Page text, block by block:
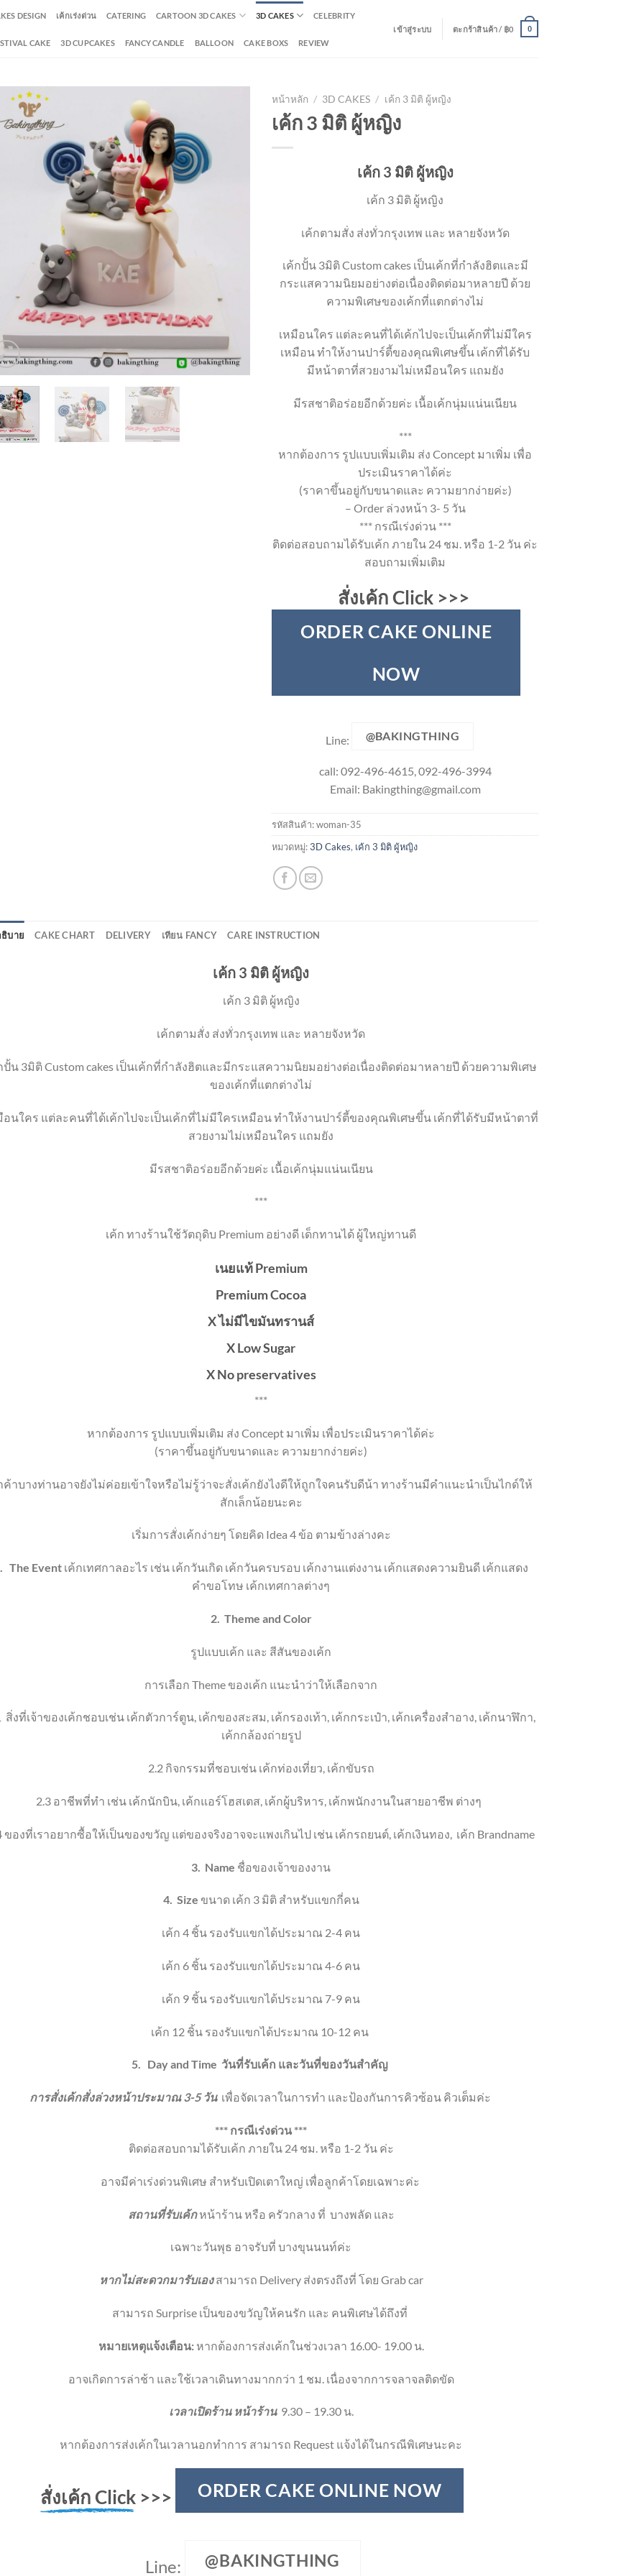
DESIGN เค้กเร่งด่วน CATERING CARTOON 3D CAKES 3D CAKES CELEBRITY
CAKE 3D CUPCAKES FANCY CANDLE BALLOON CAKE BOXS REVIEW
เข้าสู่ระบบ ตะกร้าสินค้า / ฿0 0
หน้าหลัก / 3D CAKES / เค้ก 3 มิติ ผู้หญิง
เค้ก 3 มิติ ผู้หญิง
เค้ก 3 มิติ ผู้หญิง
เค้ก 3 มิติ ผู้หญิง
เค้กตามสั่ง ส่งทั่วกรุงเทพ และ หลายจังหวัด
เค้กปั้น 3มิติ Custom cakes เป็นเค้กที่กำลังฮิตและมี
กระแสความนิยมอย่างต่อเนื่องติดต่อมาหลายปี ด้วย
ความพิเศษของเค้กที่แตกต่างไม่
เหมือนใคร แต่ละคนที่ได้เค้กไปจะเป็นเค้กที่ไม่มีใคร
เหมือน ทำให้งานปาร์ตี้ของคุณพิเศษขึ้น เค้กที่ได้รับ
มีหน้าตาที่สวยงามไม่เหมือนใคร แถมยัง
มีรสชาติอร่อยอีกด้วยค่ะ เนื้อเค้กนุ่มแน่นเนียน
***
หากต้องการ รูปแบบเพิ่มเติม ส่ง Concept มาเพิ่ม เพื่อ
ประเมินราคาได้ค่ะ
(ราคาขึ้นอยู่กับขนาดและ ความยากง่ายค่ะ)
– Order ล่วงหน้า 3- 5 วัน
*** กรณีเร่งด่วน ***
ติดต่อสอบถามได้รับเค้ก ภายใน 24 ชม. หรือ 1-2 วัน ค่ะ
สอบถามเพิ่มเติม
สั่งเค้ก Click >>>
ORDER CAKE ONLINE
NOW
Line: @BAKINGTHING
call: 092-496-4615, 092-496-3994
Email: Bakingthing@gmail.com
รหัสสินค้า:woman-35
หมวดหมู่:3D Cakes, เค้ก 3 มิติ ผู้หญิง
บาย CAKE CHART DELIVERY เทียน FANCY CARE INSTRUCTION
เค้ก 3 มิติ ผู้หญิง
เค้ก 3 มิติ ผู้หญิง
เค้กตามสั่ง ส่งทั่วกรุงเทพ และ หลายจังหวัด
ปั้น 3มิติ Custom cakes เป็นเค้กที่กำลังฮิตและมีกระแสความนิยมอย่างต่อเนื่องติดต่อมาหลายปี ด้วยความพิเศษ
ของเค้กที่แตกต่างไม่
อนใคร แต่ละคนที่ได้เค้กไปจะเป็นเค้กที่ไม่มีใครเหมือน ทำให้งานปาร์ตี้ของคุณพิเศษขึ้น เค้กที่ได้รับมีหน้าตาที่
สวยงามไม่เหมือนใคร แถมยัง
มีรสชาติอร่อยอีกด้วยค่ะ เนื้อเค้กนุ่มแน่นเนียน
***
เค้ก ทางร้านใช้วัตถุดิบ Premium อย่างดี เด็กทานได้ ผู้ใหญ่ทานดี
เนยแท้ Premium
Premium Cocoa
X ไม่มีไขมันทรานส์
X Low Sugar
X No preservatives
***
หากต้องการ รูปแบบเพิ่มเติม ส่ง Concept มาเพิ่ม เพื่อประเมินราคาได้ค่ะ
(ราคาขึ้นอยู่กับขนาดและ ความยากง่ายค่ะ)
ค้าบางท่านอาจยังไม่ค่อยเข้าใจหรือไม่รู้ว่าจะสั่งเค้กยังไงดีให้ถูกใจคนรับดีน้า ทางร้านมีคำแนะนำเป็นไกด์ให้
สักเล็กน้อยนะคะ
เริ่มการสั่งเค้กง่ายๆ โดยคิด Idea 4 ข้อ ตามข้างล่างคะ
The Event เค้กเทศกาลอะไร เช่น เค้กวันเกิด เค้กวันครบรอบ เค้กงานแต่งงาน เค้กแสดงความยินดี เค้กแสดง
คำขอโทษ เค้กเทศกาลต่างๆ
2. Theme and Color
รูปแบบเค้ก และ สีสันของเค้ก
การเลือกTheme ของเค้ก แนะนำว่าให้เลือกจาก
สิ่งที่เจ้าของเค้กชอบเช่น เค้กตัวการ์ตูน, เค้กของสะสม, เค้กรองเท้า, เค้กกระเป๋า, เค้กเครื่องสำอาง, เค้กนาฬิกา,
เค้กกล้องถ่ายรูป
2.2 กิจกรรมที่ชอบเช่น เค้กท่องเที่ยว, เค้กขับรถ
2.3 อาชีพที่ทำ เช่น เค้กนักบิน, เค้กแอร์โฮสเตส, เค้กผู้บริหาร, เค้กพนักงานในสายอาชีพ ต่างๆ
ของที่เราอยากซื้อให้เป็นของขวัญ แต่ของจริงอาจจะแพงเกินไป เช่น เค้กรถยนต์, เค้กเงินทอง, เค้ก Brandname
3. Name ชื่อของเจ้าของงาน
4. Size ขนาด เค้ก 3 มิติสำหรับแขกกี่คน
เค้ก 4 ชิ้น รองรับแขกได้ประมาณ 2-4 คน
เค้ก 6 ชิ้น รองรับแขกได้ประมาณ 4-6 คน
เค้ก 9 ชิ้น รองรับแขกได้ประมาณ 7-9 คน
เค้ก 12 ชิ้น รองรับแขกได้ประมาณ 10-12 คน
5. Day and Time วันที่รับเค้ก และวันที่ของวันสำคัญ
การสั่งเค้กสั่งล่วงหน้าประมาณ 3-5 วัน เพื่อจัดเวลาในการทำ และป้องกันการคิวซ้อน คิวเต็มค่ะ
*** กรณีเร่งด่วน ***
ติดต่อสอบถามได้รับเค้ก ภายใน 24 ชม. หรือ 1-2 วัน ค่ะ
อาจมีค่าเร่งด่วนพิเศษ สำหรับเปิดเตาใหญ่ เพื่อลูกค้าโดยเฉพาะค่ะ
สถานที่รับเค้กหน้าร้าน หรือ ครัวกลาง ที่ บางพลัด และ
เฉพาะวันพุธ อาจรับที่ บางขุนนนท์ค่ะ
หากไม่สะดวกมารับเองสามารถ Delivery ส่งตรงถึงที่ โดย Grab car
สามารถ Surprise เป็นของขวัญให้คนรัก และ คนพิเศษได้ถึงที่
หมายเหตุแจ้งเตือน:หากต้องการส่งเค้กในช่วงเวลา 16.00- 19.00 น.
อาจเกิดการล่าช้า และใช้เวลาเดินทางมากกว่า 1 ชม. เนื่องจากการจลาจลติดขัด
เวลาเปิดร้าน หน้าร้าน 9.30 – 19.30 น.
หากต้องการส่งเค้กในเวลานอกทำการ สามารถ Request แจ้งได้ในกรณีพิเศษนะคะ
สั่งเค้ก Click >>> ORDER CAKE ONLINE NOW
Line: @BAKINGTHING